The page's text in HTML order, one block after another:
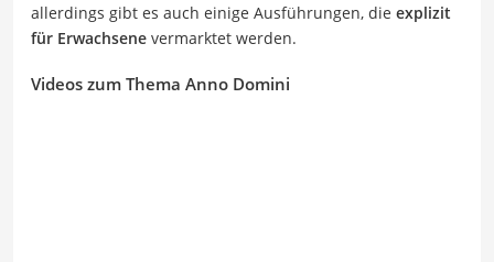
allerdings gibt es auch einige Ausführungen, die explizit
für Erwachsene vermarktet werden.
Videos zum Thema Anno Domini